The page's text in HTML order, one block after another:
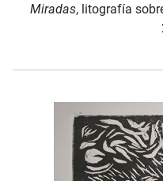
Miradas, litografía